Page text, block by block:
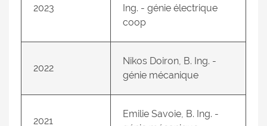
2023
Ing. - génie électrique
coop
2022
Nikos Doiron, B. Ing. -
génie mécanique
2021
Emilie Savoie, B. Ing. -